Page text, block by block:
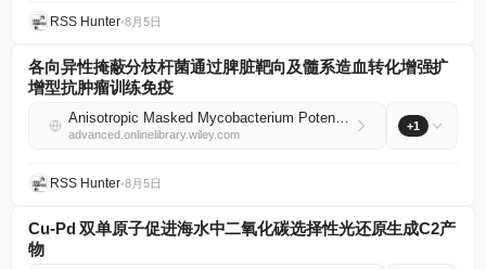
RSS Hunter•8月5日
各向异性掩蔽分枝杆菌通过脾脏靶向及髓系造血转化增强扩
增型抗肿瘤训练免疫
Anisotropic Masked Mycobacterium Potentiates Amplified Antitumor Trained Immunity via Spleen Targeting and Myelopoiesis Conversion
advanced.onlinelibrary.wiley.com
+1
RSS Hunter•8月5日
Cu‐Pd 双单原子促进海水中二氧化碳选择性光还原生成C2产
物